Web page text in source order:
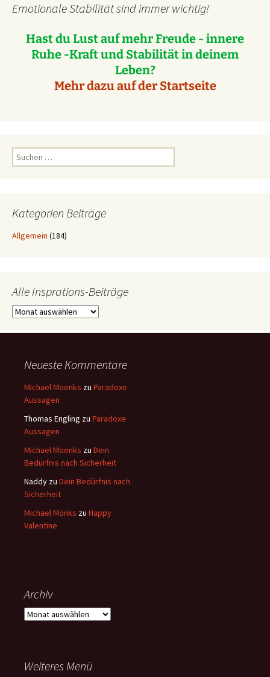
Emotionale Stabilität sind immer wichtig!
Hast du Lust auf mehr Freude - innere
Ruhe -Kraft und Stabilität in deinem
Leben?
Mehr dazu auf der Startseite
Suchen
nach:
Kategorien Beiträge
Allgemein (184)
Alle Insprations-Beiträge
Alle
Beiträge
Neueste Kommentare
Michael Moenks zu Paradoxe
Aussagen
Thomas Engling zu Paradoxe
Aussagen
Michael Moenks zu Dein
Bedürfnis nach Sicherheit
Naddy zu Dein Bedürfnis nach
Sicherheit
Michael Mönks zu Happy
Valentine
Archiv
Archiv
Weiteres Menü